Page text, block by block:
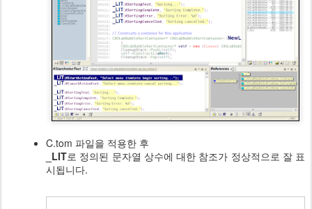
C.tom 파일을 적용한 후
_LIT로 정의된 문자열 상수에 대한 참조가 정상적으로 잘 표
시됩니다.